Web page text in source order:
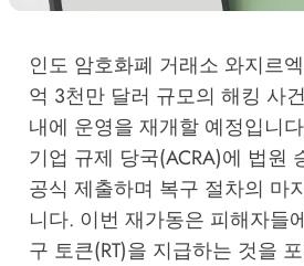
인도 암호화폐 거래소 와지르
억 3천만 달러 규모의 해킹 사
내에 운영을 재개할 예정입니
기업 규제 당국(ACRA)에 법원
공식 제출하며 복구 절차의 마
니다. 이번 재가동은 피해자들
구 토큰(RT)을 지급하는 것을